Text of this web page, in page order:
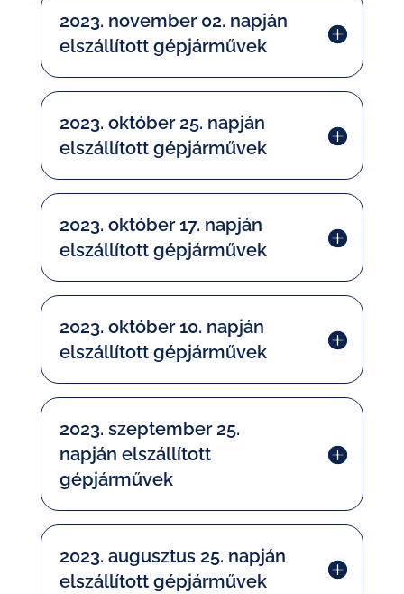
2023. november 02. napján
elszállított gépjárművek
2023. október 25. napján
elszállított gépjárművek
2023. október 17. napján
elszállított gépjárművek
2023. október 10. napján
elszállított gépjárművek
2023. szeptember 25.
napján elszállított
gépjárművek
2023. augusztus 25. napján
elszállított gépjárművek